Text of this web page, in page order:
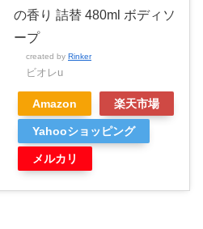
の香り 詰替 480ml ボディソ
ープ
created by Rinker
ビオレu
Amazon 楽天市場
Yahooショッピング
メルカリ